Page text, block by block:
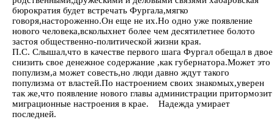
бюрократия будет встречать Фургала,мягко
говоря,настороженно.Он еще не их.Но одно уже появление
нового человека,всколыхнет более чем десятилетнее болото
застоя общественно-политической жизни края.
П.С. Слышал,что в качестве первого шага Фургал обещал в двое
снизить свое денежное содержание ,как губернатора.Может это
популизм,а может совесть,но люди давно ждут такого
популизма от властей.По настроением своих знакомых,уверен
так же,что появление нового главы администрации притормозит
миграционные настроения в крае. Надежда умирает
последней.